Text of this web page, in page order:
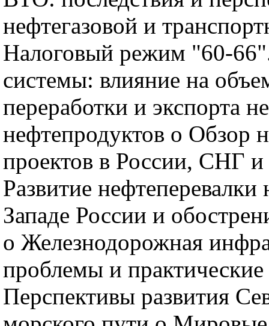
нефтегазовой и
Налоговый режим "60-
системы: влияние на
переработки и экспорта
нефтепродуктов o Обзор
проектов в России, СНГ
Развитие нефтеперевалки
Западе России и
o Железнодорожная
проблемы и
Перспективы развития